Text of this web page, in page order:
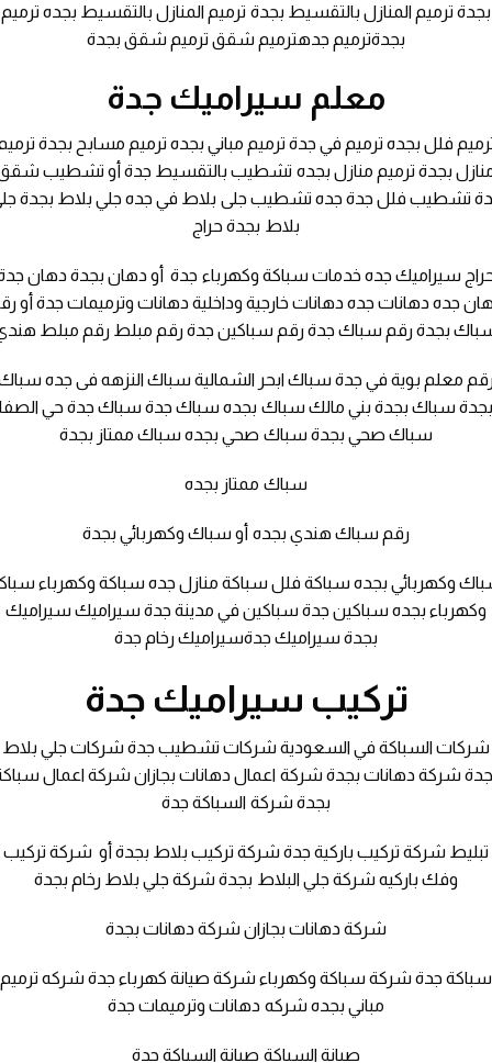
بجدة ترميم المنازل بالتقسيط بجدة ترميم المنازل بالتقسيط بجده ترميم
بجدةترميم جدهترميم شقق ترميم شقق بجدة
معلم سيراميك جدة
فلل بجده ترميم في جدة ترميم مباني بجده ترميم مسابح بجدة
بجدة ترميم منازل بجده تشطيب بالتقسيط جدة أو تشطيب
تشطيب فلل جدة جده تشطيب جلى بلاط في جده جلي بلاط بجدة
بلاط بجدة حراج
سيراميك جده خدمات سباكة وكهرباء جدة أو دهان بجدة دهان
جده دهانات جده دهانات خارجية وداخلية دهانات وترميمات جدة أو
بجدة رقم سباك جدة رقم سباكين جدة رقم مبلط رقم مبلط
معلم بوية في جدة سباك ابحر الشمالية سباك النزهه فى جده
بجدة سباك بجدة بني مالك سباك بجده سباك جدة سباك جدة حي الصفا
سباك صحي بجدة سباك صحي بجده سباك ممتاز بجدة
سباك ممتاز بجده
رقم سباك هندي بجده أو سباك وكهربائي بجدة
وكهربائي بجده سباكة فلل سباكة منازل جده سباكة وكهرباء
وكهرباء بجده سباكين جدة سباكين في مدينة جدة سيراميك سيراميك
بجدة سيراميك جدةسيراميك رخام جدة
تركيب سيراميك جدة
شركات السباكة في السعودية شركات تشطيب جدة شركات جلي بلاط
شركة دهانات بجدة شركة اعمال دهانات بجازان شركة اعمال
بجدة شركة السباكة جدة
تبليط شركة تركيب باركية جدة شركة تركيب بلاط بجدة أو شركة تركيب
وفك باركيه شركة جلي البلاط بجدة شركة جلي بلاط رخام بجدة
شركة دهانات بجازان شركة دهانات بجدة
سباكة جدة شركة سباكة وكهرباء شركة صيانة كهرباء جدة شركه ترميم
مباني بجده شركه دهانات وترميمات جدة
صيانة السباكة صيانة السباكة جدة